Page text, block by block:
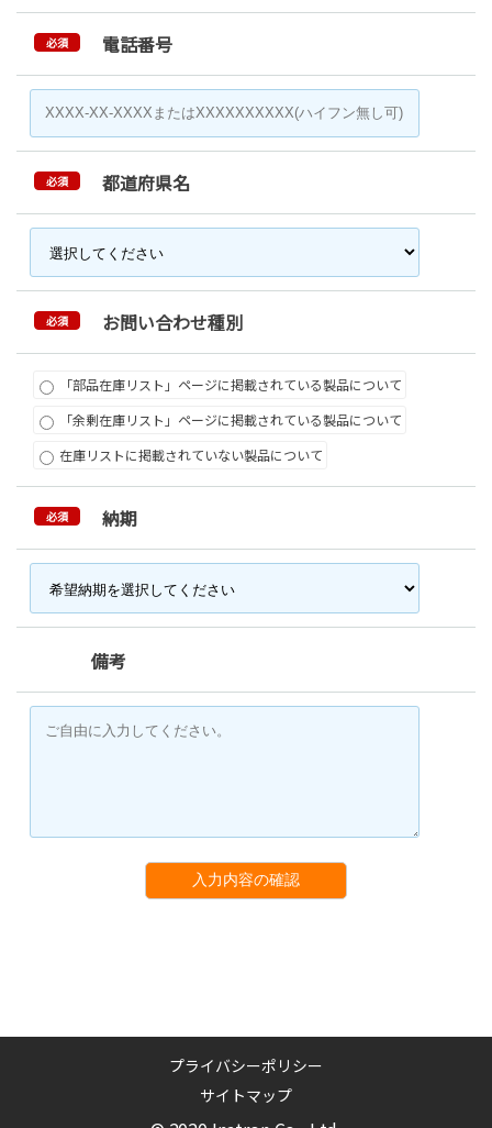
必須 電話番号
必須 都道府県名
必須 お問い合わせ種別
「部品在庫リスト」ページに掲載されている製品について
「余剰在庫リスト」ページに掲載されている製品について
在庫リストに掲載されていない製品について
必須 納期
備考
入力内容の確認
プライバシーポリシー
サイトマップ